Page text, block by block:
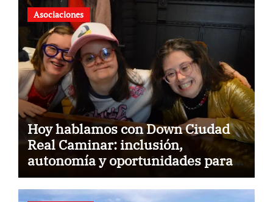
Asociaciones
Hoy hablamos con Down Ciudad
Real Caminar: inclusión,
autonomía y oportunidades para
construir un futuro sin barreras